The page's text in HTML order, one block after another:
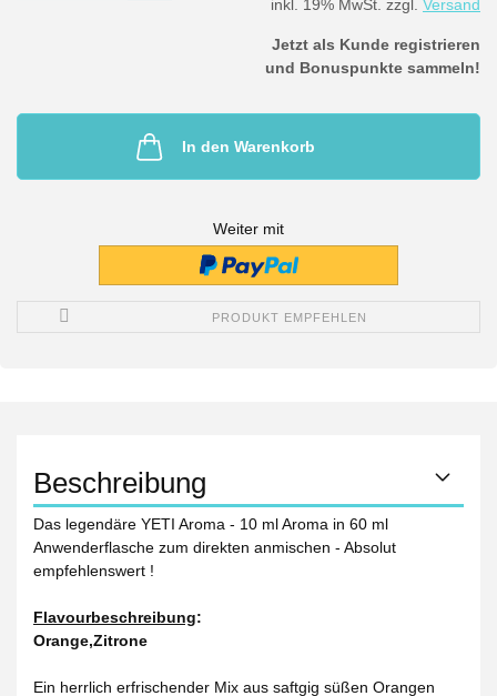
inkl. 19% MwSt. zzgl. Versand
Jetzt als Kunde registrieren
und Bonuspunkte sammeln!
In den Warenkorb
Weiter mit
PRODUKT EMPFEHLEN
Beschreibung
Das legendäre YETI Aroma - 10 ml Aroma in 60 ml
Anwenderflasche zum direkten anmischen - Absolut
empfehlenswert !
Flavourbeschreibung:
Orange,Zitrone
Ein herrlich erfrischender Mix aus saftgig süßen Orangen